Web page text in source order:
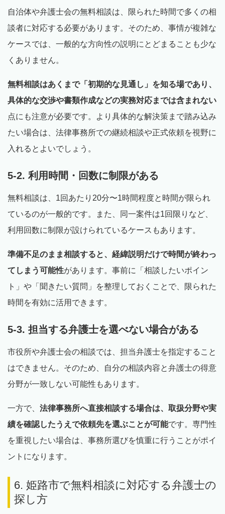
自治体や弁護士会の無料相談は、限られた時間で多くの相
談者に対応する必要があります。そのため、事情が複雑な
ケースでは、一般的な方向性の説明にとどまることも少な
くありません。
無料相談はあくまで「初期的な見通し」を知る場であり、
具体的な交渉や書類作成などの実務対応までは含まれない
点にも注意が必要です。より具体的な解決策まで踏み込み
たい場合は、法律事務所での継続相談や正式依頼を視野に
入れるとよいでしょう。
5-2. 利用時間・回数に制限がある
無料相談は、1回あたり20分〜1時間程度と時間が限られ
ているのが一般的です。また、同一案件は1回限りなど、
利用回数に制限が設けられているケースもあります。
準備不足のまま相談すると、経緯説明だけで時間が終わっ
てしまう可能性があります。事前に「相談したいポイン
ト」や「聞きたい質問」を整理しておくことで、限られた
時間を有効に活用できます。
5-3. 担当する弁護士を選べない場合がある
市役所や弁護士会の相談では、担当弁護士を指定すること
はできません。そのため、自分の相談内容と弁護士の得意
分野が一致しない可能性もあります。
一方で、 法律事務所へ直接相談する場合は、取扱分野や実
績を確認したうえで依頼先を選ぶことが可能です。専門性
を重視したい場合は、事務所選びを慎重に行うことがポイ
ントになります。
6. 姫路市で無料相談に対応する弁護士の
探し方